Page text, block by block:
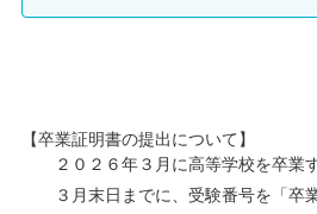
【卒業証明書の提出について】
２０２６年３月に高等学校を卒業
３月末日までに、受験番号を「卒